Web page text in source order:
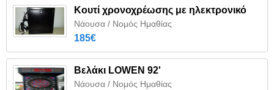
Κουτί χρονοχρέωσης με ηλεκτρονικό
Νάουσα / Νομός Ημαθίας
185€
Βελάκι LOWEN 92'
Νάουσα / Νομός Ημαθίας